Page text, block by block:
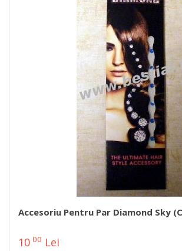
Accesoriu Pentru Par Diamond Sky
10 00 Lei